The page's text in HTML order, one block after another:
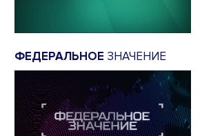
ФЕДЕРАЛЬНОЕ ЗНАЧЕНИЕ